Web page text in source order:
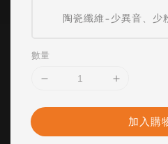
陶瓷纖維-少異音、少
數量
加入購